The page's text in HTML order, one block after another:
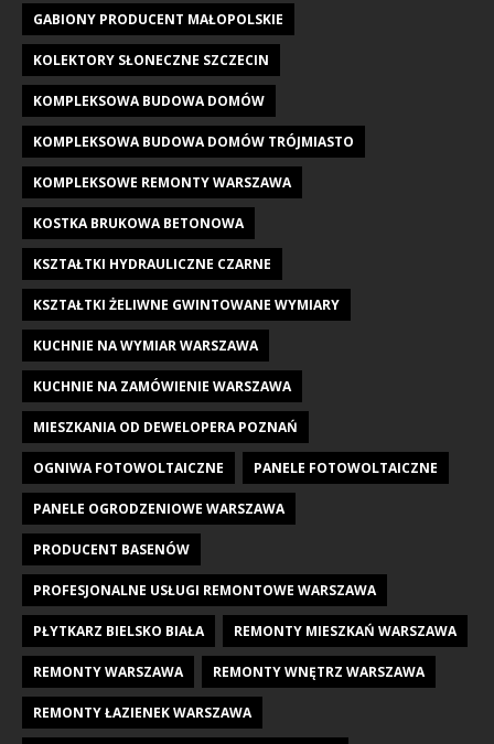
GABIONY PRODUCENT MAŁOPOLSKIE
KOLEKTORY SŁONECZNE SZCZECIN
KOMPLEKSOWA BUDOWA DOMÓW
KOMPLEKSOWA BUDOWA DOMÓW TRÓJMIASTO
KOMPLEKSOWE REMONTY WARSZAWA
KOSTKA BRUKOWA BETONOWA
KSZTAŁTKI HYDRAULICZNE CZARNE
KSZTAŁTKI ŻELIWNE GWINTOWANE WYMIARY
KUCHNIE NA WYMIAR WARSZAWA
KUCHNIE NA ZAMÓWIENIE WARSZAWA
MIESZKANIA OD DEWELOPERA POZNAŃ
OGNIWA FOTOWOLTAICZNE PANELE FOTOWOLTAICZNE
PANELE OGRODZENIOWE WARSZAWA
PRODUCENT BASENÓW
PROFESJONALNE USŁUGI REMONTOWE WARSZAWA
PŁYTKARZ BIELSKO BIAŁA REMONTY MIESZKAŃ WARSZAWA
REMONTY WARSZAWA REMONTY WNĘTRZ WARSZAWA
REMONTY ŁAZIENEK WARSZAWA